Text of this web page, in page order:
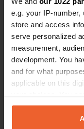
e.g. your IP-
store and access
serve personalized
measurement,
development. You
and for what
applicable on this
any time from the
the Privacy trigger
Ajout d'une